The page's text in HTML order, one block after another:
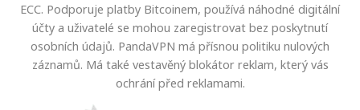
ECC. Podporuje platby Bitcoinem, používá náhodné digitální
účty a uživatelé se mohou zaregistrovat bez poskytnutí
osobních údajů. PandaVPN má přísnou politiku nulových
záznamů. Má také vestavěný blokátor reklam, který vás
ochrání před reklamami.